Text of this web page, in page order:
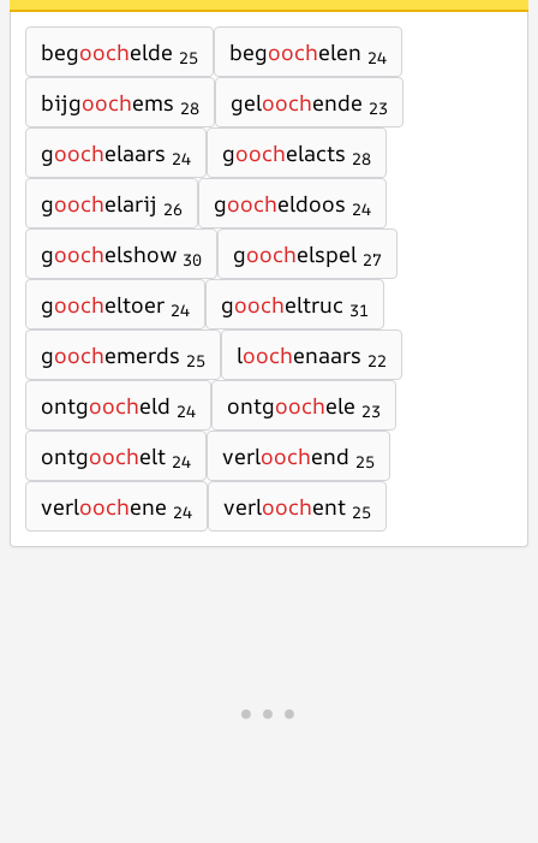
begoochelde 25 begoochelen 24
bijgoochems 28 geloochende 23
goochelaars 24 goochelacts 28
goochelarij 26 goocheldoos 24
goochelshow 30 goochelspel 27
goocheltoer 24 goocheltruc 31
goochemerds 25 loochenaars 22
ontgoocheld 24 ontgoochele 23
ontgoochelt 24 verloochend 25
verloochene 24 verloochent 25